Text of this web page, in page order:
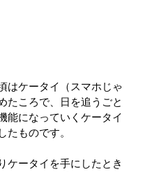
はケータイ（スマホじゃ
たころで、日を追うごと
能になっていくケータイ
たものです。
ケータイを手にしたとき